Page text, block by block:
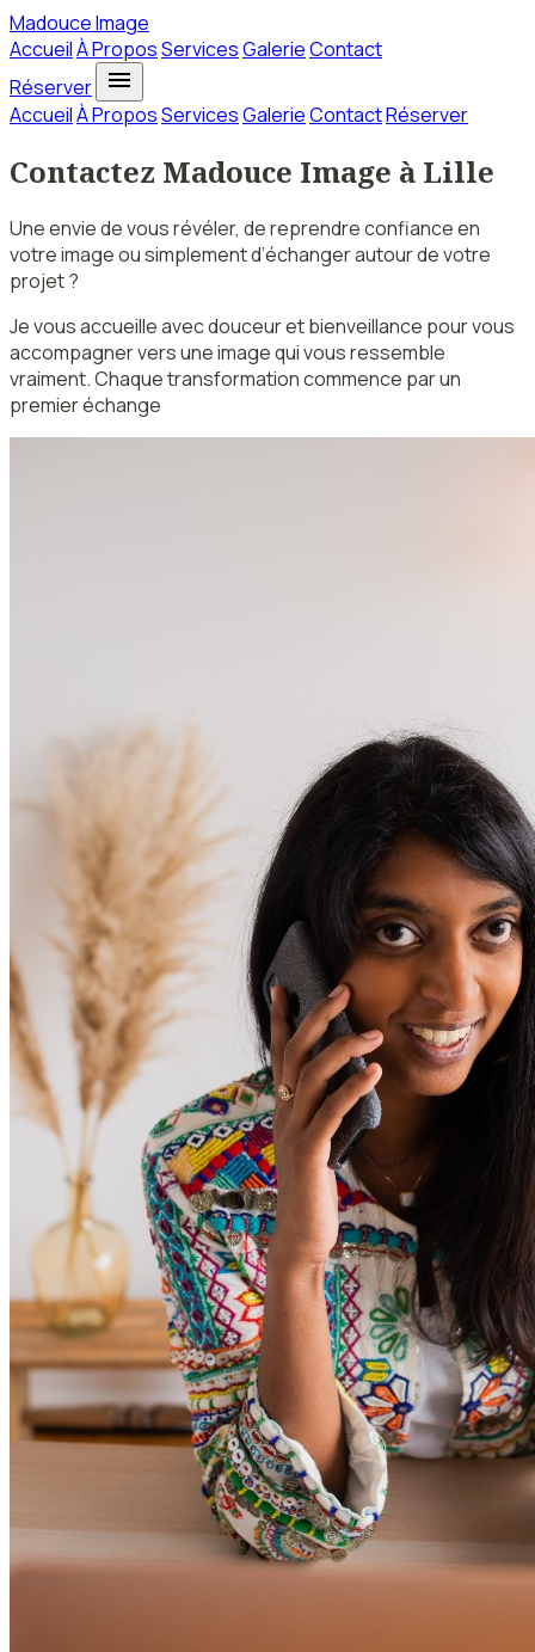
Madouce Image
AccueilÀ ProposServicesGalerieContact
Réserver
menu
AccueilÀ ProposServicesGalerieContactRéserver
Contactez Madouce Image à Lille
Une envie de vous révéler, de reprendre confiance en
votre image ou simplement d’échanger autour de votre
projet ?
Je vous accueille avec douceur et bienveillance pour vous
accompagner vers une image qui vous ressemble
vraiment. Chaque transformation commence par un
premier échange